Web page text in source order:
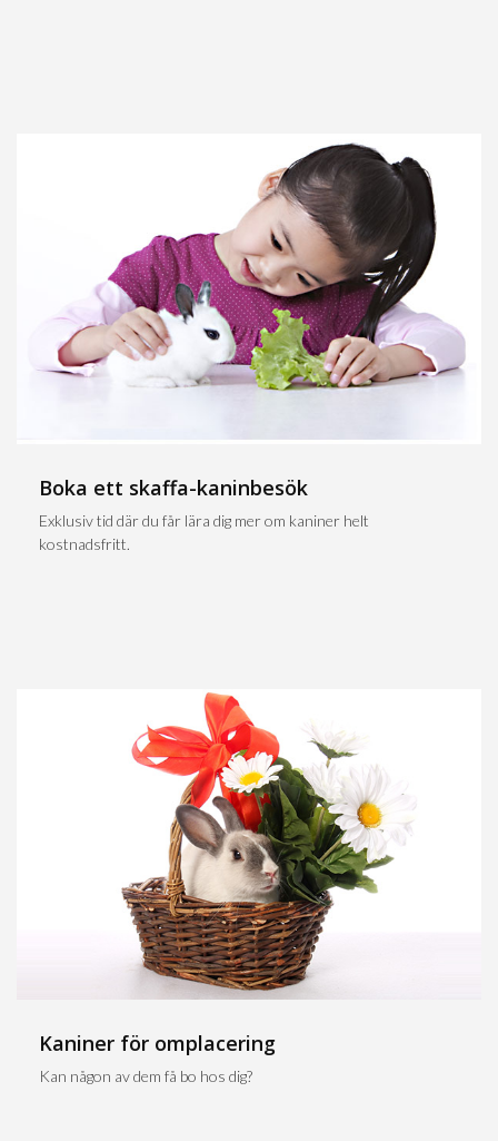
Boka ett skaffa-kaninbesök
Exklusiv tid där du får lära dig mer om kaniner helt
kostnadsfritt.
Kaniner för omplacering
Kan någon av dem få bo hos dig?